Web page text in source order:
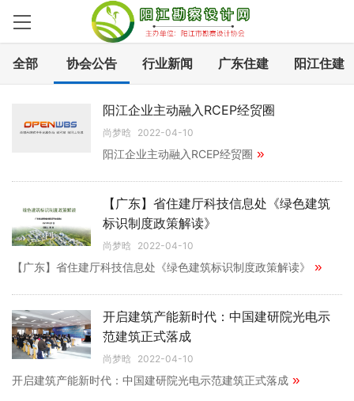
全部 协会公告 行业新闻 广东住建 阳江住建
阳江企业主动融入RCEP经贸圈
尚梦晗 2022-04-10
阳江企业主动融入RCEP经贸圈 »
【广东】省住建厅科技信息处《绿色建筑
标识制度政策解读》
尚梦晗 2022-04-10
【广东】省住建厅科技信息处《绿色建筑标识制度政策解读》 »
开启建筑产能新时代：中国建研院光电示
范建筑正式落成
尚梦晗 2022-04-10
开启建筑产能新时代：中国建研院光电示范建筑正式落成 »